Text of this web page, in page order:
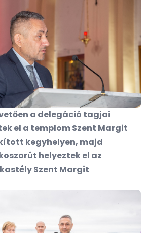
a delegáció tagjai
el a templom Szent Margit
kegyhelyen, majd
helyeztek el az
Szent Margit